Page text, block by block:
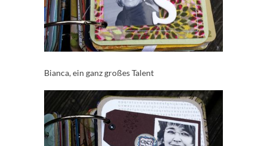
Bianca, ein ganz großes Talent